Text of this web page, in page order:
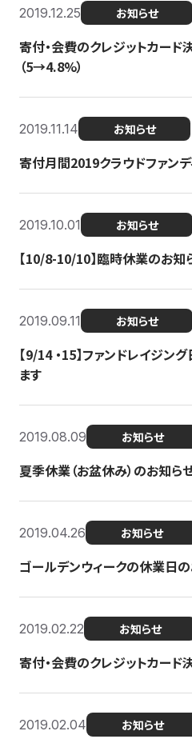
2019.12.25 お知らせ
寄付・会費のクレジットカー
（5→4.8%）
2019.11.14 お知らせ
寄付月間2019クラウドファン
2019.10.01 お知らせ
【10/8-10/10】臨時休業のお知
2019.09.11 お知らせ
【9/14 ・15】ファンドレイジン
ます
2019.08.09 お知らせ
夏季休業（お盆休み）のお知ら
2019.04.26 お知らせ
ゴールデンウィークの休業日
2019.02.22 お知らせ
寄付・会費のクレジットカード
2019.02.04 お知らせ